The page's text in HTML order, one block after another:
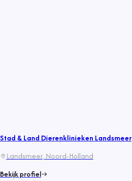
Stad & Land Dierenklinieken Landsmeer
Landsmeer, Noord-Holland
Bekijk profiel